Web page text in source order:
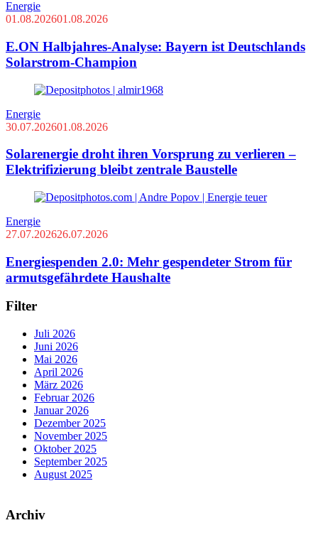
Energie
01.08.202601.08.2026
E.ON Halbjahres-Analyse: Bayern ist Deutschlands
Solarstrom-Champion
Energie
30.07.202601.08.2026
Solarenergie droht ihren Vorsprung zu verlieren –
Elektrifizierung bleibt zentrale Baustelle
Energie
27.07.202626.07.2026
Energiespenden 2.0: Mehr gespendeter Strom für
armutsgefährdete Haushalte
Filter
Juli 2026
Juni 2026
Mai 2026
April 2026
März 2026
Februar 2026
Januar 2026
Dezember 2025
November 2025
Oktober 2025
September 2025
August 2025
Archiv